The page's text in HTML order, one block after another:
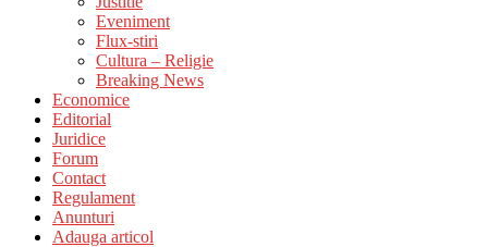
Eveniment
Flux-stiri
Cultura – Religie
Breaking News
Economice
Editorial
Juridice
Forum
Contact
Regulament
Anunturi
Adauga articol